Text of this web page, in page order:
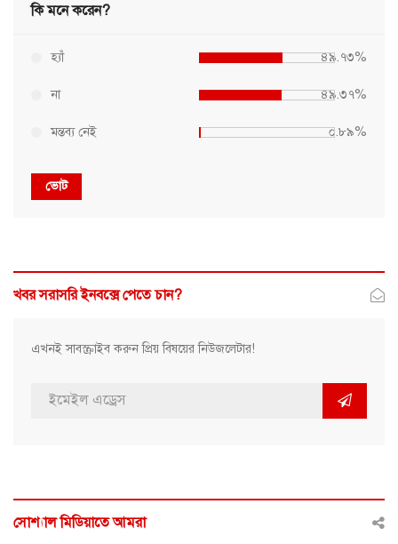
কি মনে করেন?
হ্যাঁ ৪৯.৭৩%
না ৪৯.৩৭%
মন্তব্য নেই ০.৮৯%
ভোট
খবর সরাসরি ইনবক্সে পেতে চান?
এখনই সাবস্ক্রাইব করুন প্রিয় বিষয়ের নিউজলেটার!
সোশ্যাল মিডিয়াতে আমরা